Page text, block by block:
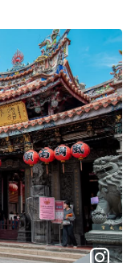
131號 #南天宮 地
里武澤宮 地址：臺
就有
博及臺中觀光旅
#scenery
#여
廟 #財神 #靈驗廟